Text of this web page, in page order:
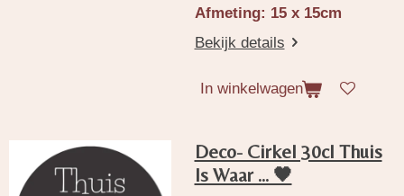
Afmeting: 15 x 15cm
Bekijk details
In winkelwagen
Deco- Cirkel 30cl Thuis
Is Waar ... 🖤